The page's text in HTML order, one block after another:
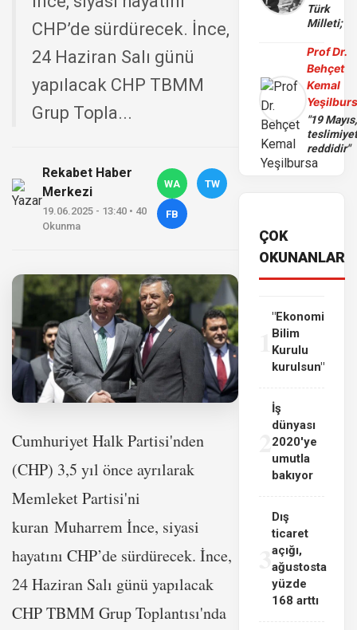
CHP’de sürdürecek. İnce,
24 Haziran Salı günü
yapılacak CHP TBMM
Grup Topla...
Rekabet Haber
Merkezi
19.06.2025 - 13:40 • 40
Okunma
WA TW
FB
Cumhuriyet Halk Partisi'nden
(CHP) 3,5 yıl önce ayrılarak
Memleket Partisi'ni
kuran Muharrem İnce, siyasi
hayatını CHP’de sürdürecek. İnce,
24 Haziran Salı günü yapılacak
CHP TBMM Grup Toplantısı'nda
Türk
Milleti;
Prof Dr.
Behçet
Kemal
"19 Mayıs,
reddidir"
ÇOK
OKUNANLAR
"Ekonomi
Bilim
Kurulu
kurulsun"
İş
dünyası
2020'ye
umutla
bakıyor
3
Dış
ticaret
açığı,
ağustosta
yüzde
168 arttı